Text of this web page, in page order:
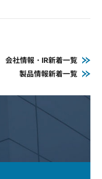
会社情報・IR新着一覧
製品情報新着一覧